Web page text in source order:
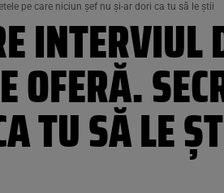
pe care niciun șef nu și-ar dori ca tu să le știi
INTERVIUL
OFERĂ.
TU SĂ LE